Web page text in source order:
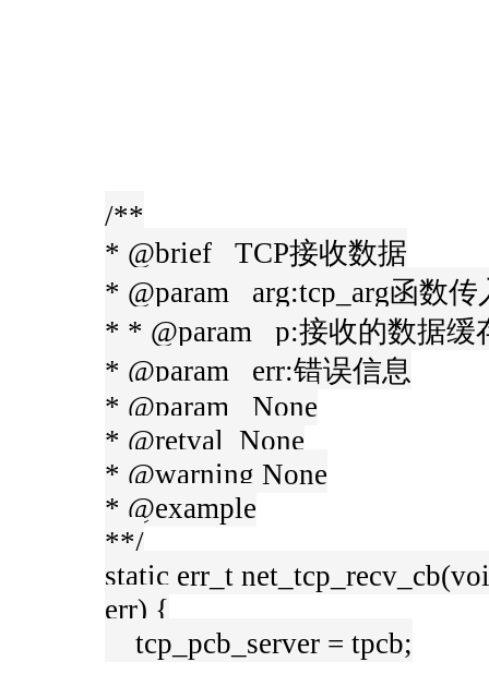
/**
* @brief TCP接收数据
* @param arg:tcp_arg函数传
* * @param p:接收的数据缓
* @param err:错误信息
* @param None
* @retval None
* @warning None
* @example
**/
static err_t
err) {
tcp_pcb_server = tpcb;